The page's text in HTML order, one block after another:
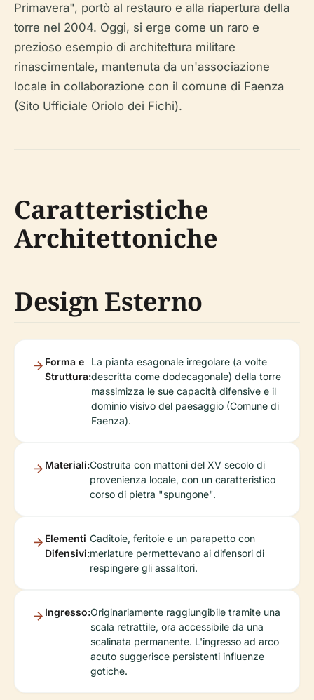
Primavera", portò al restauro e alla riapertura della
torre nel 2004. Oggi, si erge come un raro e
prezioso esempio di architettura militare
rinascimentale, mantenuta da un'associazione
locale in collaborazione con il comune di Faenza
(Sito Ufficiale Oriolo dei Fichi).
Caratteristiche
Architettoniche
Design Esterno
Forma e
Struttura:
La pianta esagonale irregolare (a volte
descritta come dodecagonale) della torre
massimizza le sue capacità difensive e il
dominio visivo del paesaggio (Comune di
Faenza).
Materiali:Costruita con mattoni del XV secolo di
provenienza locale, con un caratteristico
corso di pietra "spungone".
Elementi
Difensivi:
Caditoie, feritoie e un parapetto con
merlature permettevano ai difensori di
respingere gli assalitori.
Ingresso:Originariamente raggiungibile tramite una
scala retrattile, ora accessibile da una
scalinata permanente. L'ingresso ad arco
acuto suggerisce persistenti influenze
gotiche.